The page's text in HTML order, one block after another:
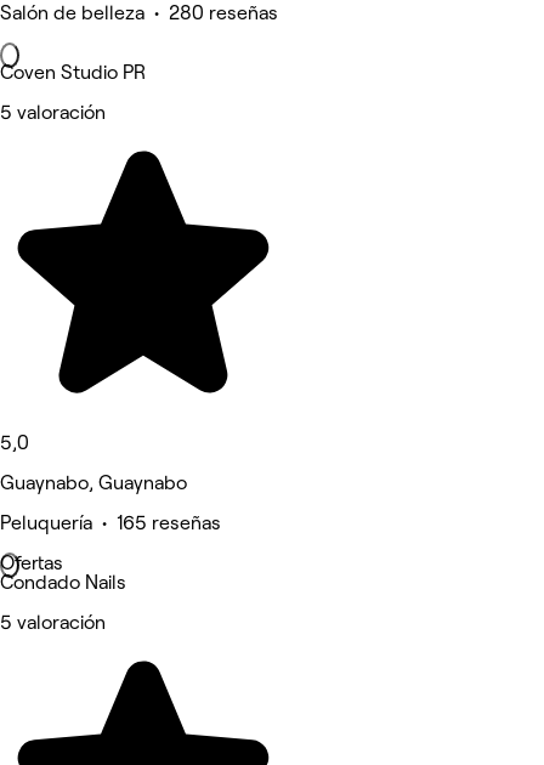
Salón de belleza • 280 reseñas
Coven Studio PR
5 valoración
5,0
Guaynabo, Guaynabo
Peluquería • 165 reseñas
Ofertas
Condado Nails
5 valoración